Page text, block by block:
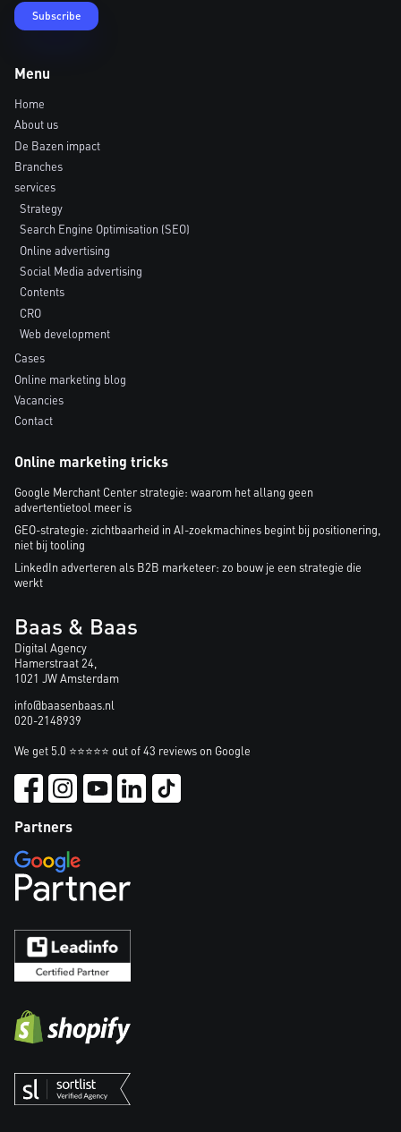
Menu
Home
About us
De Bazen impact
Branches
services
Strategy
Search Engine Optimisation (SEO)
Online advertising
Social Media advertising
Contents
CRO
Web development
Cases
Online marketing blog
Vacancies
Contact
Online marketing tricks
Google Merchant Center strategie: waarom het allang geen
advertentietool meer is
GEO-strategie: zichtbaarheid in AI-zoekmachines begint bij positionering,
niet bij tooling
LinkedIn adverteren als B2B marketeer: zo bouw je een strategie die
werkt
Baas & Baas
Digital Agency
Hamerstraat 24,
1021 JW Amsterdam
info@baasenbaas.nl
020-2148939
We get 5.0 ⭐⭐⭐⭐⭐ out of 43 reviews on Google
Partners